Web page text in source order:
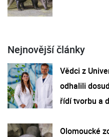
Nejnovější články
Vědci z
odhalili
řídí tvorbu a
Olomoucké